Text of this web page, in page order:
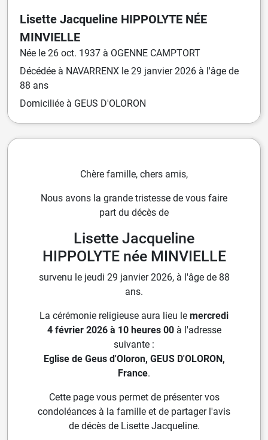
Lisette Jacqueline HIPPOLYTE NÉE
MINVIELLE
Née le 26 oct. 1937 à OGENNE CAMPTORT
Décédée à NAVARRENX le 29 janvier 2026 à l'âge de
88 ans
Domiciliée à GEUS D'OLORON
Chère famille, chers amis,
Nous avons la grande tristesse de vous faire
part du décès de
Lisette Jacqueline
HIPPOLYTE née MINVIELLE
survenu le jeudi 29 janvier 2026, à l'âge de 88
ans.
La cérémonie religieuse aura lieu le mercredi
4 février 2026 à 10 heures 00à l'adresse
suivante :
Eglise de Geus d'Oloron, GEUS D'OLORON,
France.
Cette page vous permet de présenter vos
condoléances à la famille et de partager l'avis
de décès de Lisette Jacqueline.